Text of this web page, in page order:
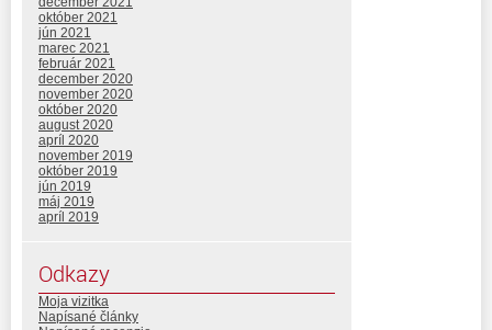
október 2021
jún 2021
marec 2021
február 2021
december 2020
november 2020
október 2020
august 2020
apríl 2020
november 2019
október 2019
jún 2019
máj 2019
apríl 2019
Odkazy
Moja vizitka
Napísané články